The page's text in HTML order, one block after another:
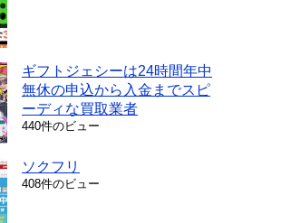
ギフトジェシーは24時間年中
無休の申込から入金までスピ
ーディな買取業者
440件のビュー
ソクフリ
408件のビュー